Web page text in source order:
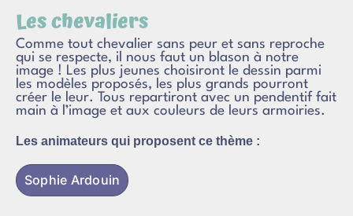
Les chevaliers
Comme tout chevalier sans peur et sans reproche
qui se respecte, il nous faut un blason à notre
image ! Les plus jeunes choisiront le dessin parmi
les modèles proposés, les plus grands pourront
créer le leur. Tous repartiront avec un pendentif fait
main à l’image et aux couleurs de leurs armoiries.
Les animateurs qui proposent ce thème :
Sophie Ardouin